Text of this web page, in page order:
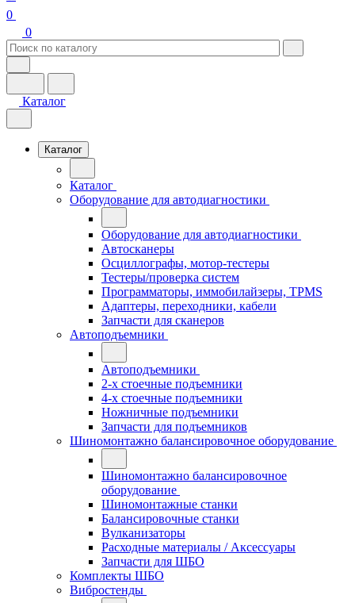
0
0
Каталог
Каталог
Каталог
Оборудование для автодиагностики
Оборудование для автодиагностики
Автосканеры
Осциллографы, мотор-тестеры
Тестеры/проверка систем
Программаторы, иммобилайзеры, TPMS
Адаптеры, переходники, кабели
Запчасти для сканеров
Автоподъемники
Автоподъемники
2-х стоечные подъемники
4-х стоечные подъемники
Ножничные подъемники
Запчасти для подъемников
Шиномонтажно балансировочное оборудование
Шиномонтажно балансировочное
оборудование
Шиномонтажные станки
Балансировочные станки
Вулканизаторы
Расходные материалы / Аксессуары
Запчасти для ШБО
Комплекты ШБО
Вибростенды